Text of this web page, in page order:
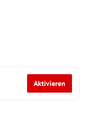
Aktivieren